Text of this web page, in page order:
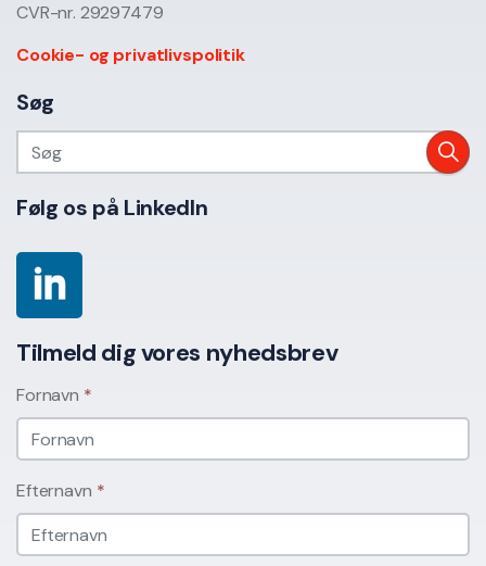
CVR-nr. 29297479
Cookie- og privatlivspolitik
Søg
Følg os på LinkedIn
Tilmeld dig vores nyhedsbrev
Fornavn *
Efternavn *